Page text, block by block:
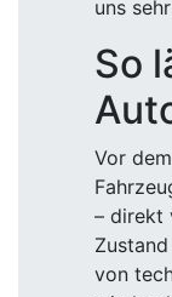
zum
von
Sie uns